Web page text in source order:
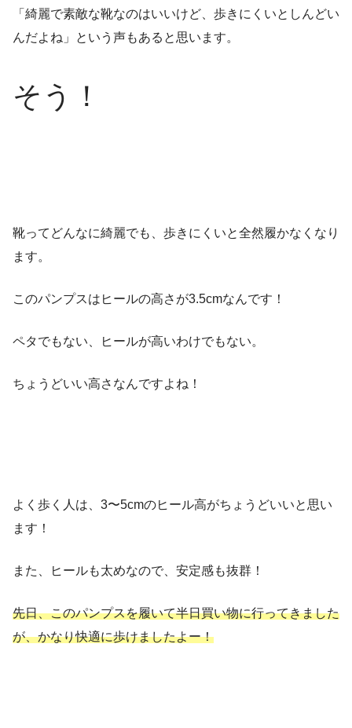
「綺麗で素敵な靴なのはいいけど、歩きにくいとしんどい
んだよね」という声もあると思います。
そう！
靴ってどんなに綺麗でも、歩きにくいと全然履かなくなり
ます。
このパンプスはヒールの高さが3.5cmなんです！
ペタでもない、ヒールが高いわけでもない。
ちょうどいい高さなんですよね！
よく歩く人は、3〜5cmのヒール高がちょうどいいと思い
ます！
また、ヒールも太めなので、安定感も抜群！
先日、このパンプスを履いて半日買い物に行ってきました
が、かなり快適に歩けましたよー！